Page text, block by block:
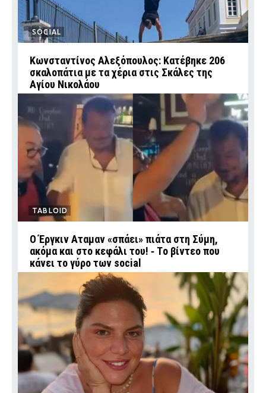
SOCIAL
Κωνσταντίνος Αλεξόπουλος: Κατέβηκε 206
σκαλοπάτια με τα χέρια στις Σκάλες της
Αγίου Νικολάου
TABLOID
Ο Έργκιν Αταμαν «σπάει» πιάτα στη Σύμη,
ακόμα και στο κεφάλι του! ‑ Tο βίντεο που
κάνει το γύρο των social